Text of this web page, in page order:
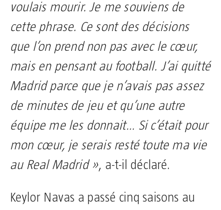
voulais mourir. Je me souviens de
cette phrase. Ce sont des décisions
que l’on prend non pas avec le cœur,
mais en pensant au football. J’ai quitté
Madrid parce que je n’avais pas assez
de minutes de jeu et qu’une autre
équipe me les donnait… Si c’était pour
mon cœur, je serais resté toute ma vie
au Real Madrid », a-t-il déclaré.
Keylor Navas a passé cinq saisons au